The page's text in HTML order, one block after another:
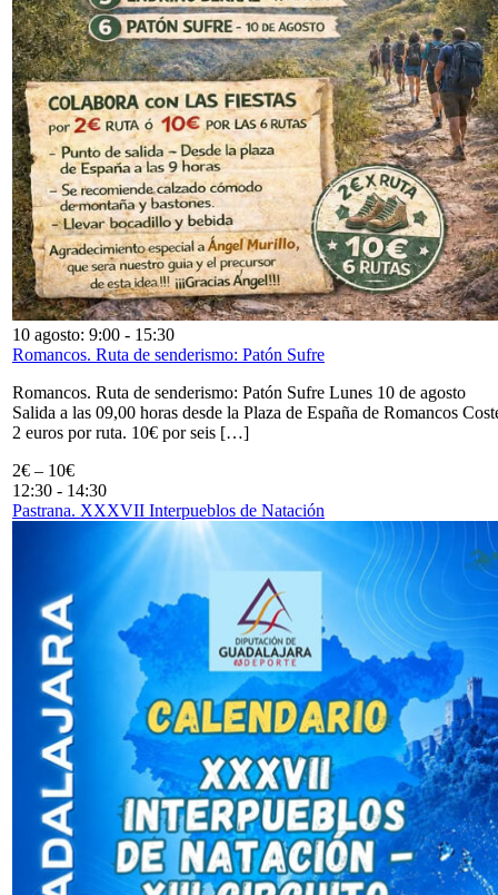
10 agosto: 9:00 - 15:30
Romancos. Ruta de senderismo: Patón Sufre
Romancos. Ruta de senderismo: Patón Sufre Lunes 10 de agosto
Salida a las 09,00 horas desde la Plaza de España de Romancos
2 euros por ruta. 10€ por seis […]
2€ – 10€
12:30 - 14:30
Pastrana. XXXVII Interpueblos de Natación